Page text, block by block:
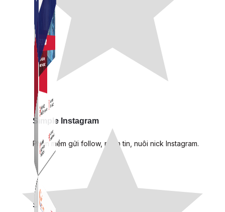
Simple Live
Simple Instagram
Phần mềm gửi follow, nhắn tin, nuôi nick Instagram.